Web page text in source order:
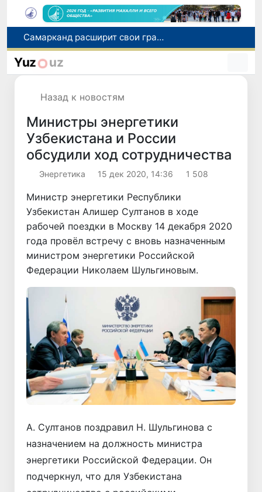
С 1 сентября пассажиры должны будут оплачивать проезд сразу при посадке в автобус
В Сурхандарье пресечена деятельность подпольной группы, планировавшей теракты и выезд в Сирию
Yuz uz
Назад к новостям
Министры энергетики
Узбекистана и России
обсудили ход сотрудничества
Энергетика 15 дек 2020, 14:36 1 508
Министр энергетики Республики
Узбекистан Алишер Султанов в ходе
рабочей поездки в Москву 14 декабря 2020
года провёл встречу с вновь назначенным
министром энергетики Российской
Федерации Николаем Шульгиновым.
А. Султанов поздравил Н. Шульгинова с
назначением на должность министра
энергетики Российской Федерации. Он
подчеркнул, что для Узбекистана